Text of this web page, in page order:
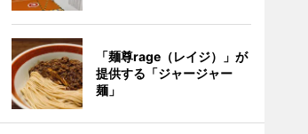
「麺尊rage（レイジ）」が
提供する「ジャージャー
麺」